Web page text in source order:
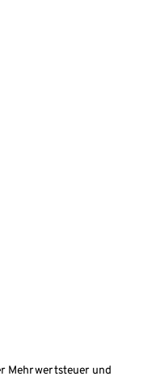
Mehrwertsteuer und